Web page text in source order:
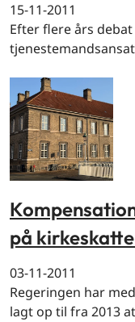
15-11-2011
Efter flere års
på
03-11-2011
Regeringen har
lagt op til fra 2013